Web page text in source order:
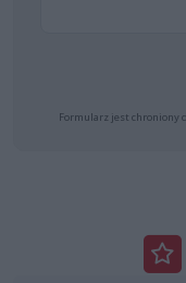
Formularz jest chroniony